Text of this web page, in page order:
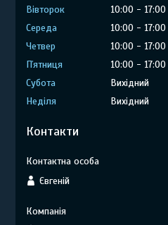
Вівторок
10:00
17:00
Середа
10:00
17:00
Четвер
10:00
17:00
Пʼятниця
10:00
17:00
Субота
Вихідний
Неділя
Вихідний
Контакти
Євгеній